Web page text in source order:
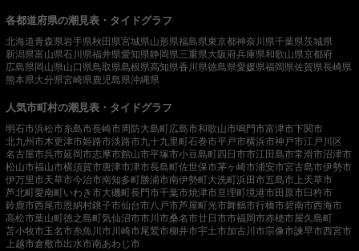
各都道府県の潮見表・タイドグラフ
北海道青森県岩手県秋田県宮城県山形県福島県東京都神奈川県千葉県茨城県
新潟県富山県石川県福井県愛知県静岡県三重県大阪府兵庫県和歌山県京都府
広島県岡山県山口県鳥取県島根県高知県香川県徳島県愛媛県福岡県佐賀県長崎県
熊本県大分県宮崎県鹿児島県沖縄県
人気市町村の潮見表・タイドグラフ
明石市浜松市糸島市長崎市周防大島町広島市和歌山市鳴門市富津市下関市
北九州市木更津市姫路市淡路市九十九里町石巻市平戸市横浜市神戸市江戸川区
名古屋市呉市延岡市志摩市館山市平塚市小豆島町四日市市江田島市常滑市沼津市
松山市福山市横須賀市唐津市津市長島町佐世保市茅ヶ崎市浦安市宮古島市伊勢市
伊万里市天草市今治市南知多町勝浦市南伊勢町大洗町浜田市五島市 上天草市
芦北町愛南町いわき市大磯町長門市千葉市焼津市亘理町境港市田原市臼杵市
鈴鹿市西尾市恩納村銚子市仙台市八戸市芦屋町光市舞鶴市行橋市碧南市西海市
高松市葉山町徳之島町気仙沼市市川市桑名市廿日市市福岡市赤穂市屋久島町
苫小牧市玉名市糸魚川市川崎市尾鷲市柳井市宇土市加古川市宗像市諫早市西宮市
上越市倉敷市出水市南あわじ市